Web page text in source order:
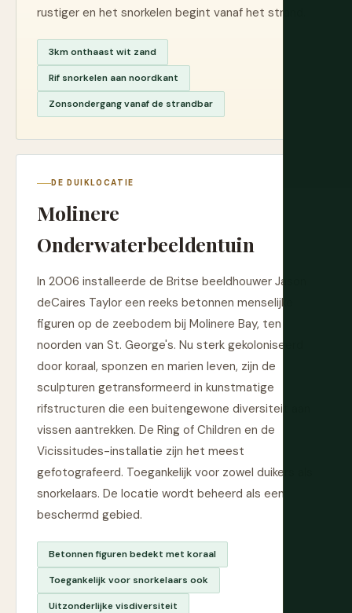
rustiger en het snorkelen begint vanaf het strand.
3km onthaast wit zand
Rif snorkelen aan noordkant
Zonsondergang vanaf de strandbar
DE DUIKLOCATIE
Molinere
Onderwaterbeeldentuin
In 2006 installeerde de Britse beeldhouwer Jason
deCaires Taylor een reeks betonnen menselijke
figuren op de zeebodem bij Molinere Bay, ten
noorden van St. George's. Nu sterk gekoloniseerd
door koraal, sponzen en marien leven, zijn de
sculpturen getransformeerd in kunstmatige
rifstructuren die een buitengewone diversiteit aan
vissen aantrekken. De Ring of Children en de
Vicissitudes-installatie zijn het meest
gefotografeerd. Toegankelijk voor zowel duikers als
snorkelaars. De locatie wordt beheerd als een
beschermd gebied.
Betonnen figuren bedekt met koraal
Toegankelijk voor snorkelaars ook
Uitzonderlijke visdiversiteit